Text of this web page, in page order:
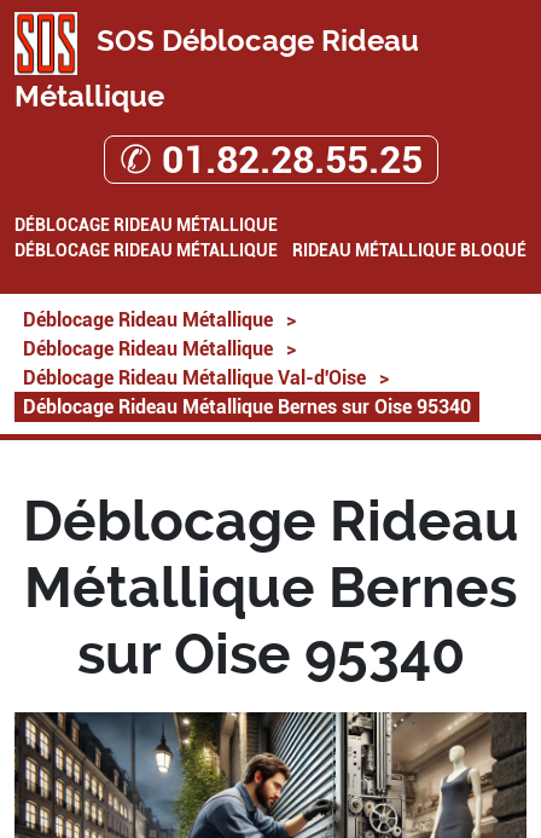
SOS Déblocage Rideau
Métallique
✆ 01.82.28.55.25
DÉBLOCAGE RIDEAU MÉTALLIQUE
DÉBLOCAGE RIDEAU MÉTALLIQUE
RIDEAU MÉTALLIQUE BLOQUÉ
Déblocage Rideau Métallique
>
Déblocage Rideau Métallique
>
Déblocage Rideau Métallique Val-d'Oise
>
Déblocage Rideau Métallique Bernes sur Oise 95340
Déblocage Rideau
Métallique Bernes
sur Oise 95340